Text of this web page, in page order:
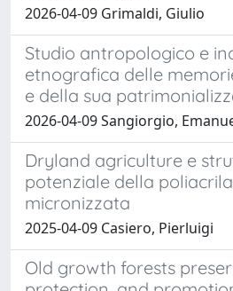
2026-04-09 Grimaldi, Giulio
Studio antropologico e
etnografica delle
e della sua
2026-04-09 Sangiorgio,
Dryland agriculture e
potenziale della
micronizzata
2025-04-09 Casiero, Pierluigi
Old growth forests